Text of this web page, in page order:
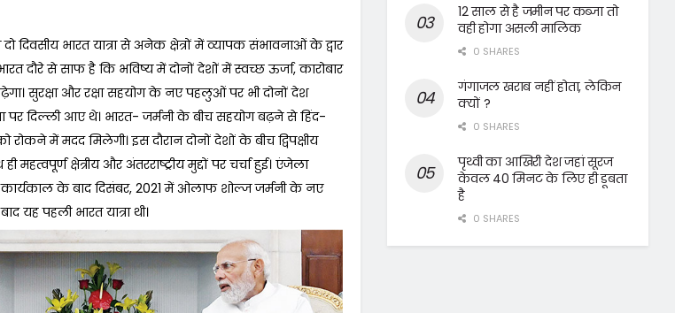
दिवसीय भारत यात्रा से अनेक क्षेत्रों में व्यापक संभावनाओं के द्वार
दौरे से साफ है कि भविष्य में दोनों देशों में स्वच्छ ऊर्जा, कारोबार
सुरक्षा और रक्षा सहयोग के नए पहलुओं पर भी दोनों देश
पर दिल्ली आए थे। भारत- जर्मनी के बीच सहयोग बढ़ने से हिंद-
रोकने में मदद मिलेगी। इस दौरान दोनों देशों के बीच द्विपक्षीय
क्षेत्रीय और अंतरराष्ट्रीय मुद्दों पर चर्चा हुई। एंजेला
के बाद दिसंबर, 2021 में ओलाफ शोल्ज जर्मनी के नए
पहली भारत यात्रा थी।
12 साल से है जमीन पर कब्जा तो
वही होगा असली मालिक
0 SHARES
गंगाजल खराब नहीं होता, लेकिन
क्यों ?
0 SHARES
पृथ्वी का आखिरी देश जहां सूरज
केवल 40 मिनट के लिए ही डूबता
है
0 SHARES